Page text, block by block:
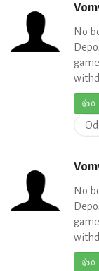
No
👍0
No
👍0